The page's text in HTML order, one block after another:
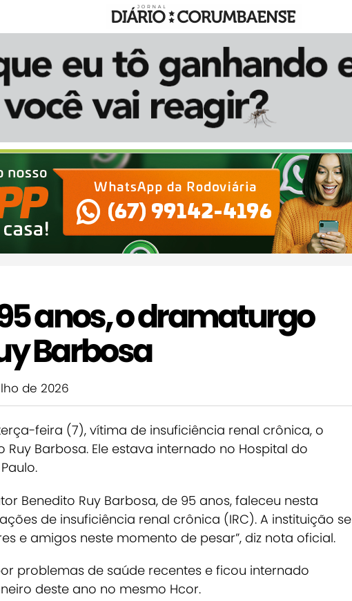
anos, o dramaturgo
Barbosa
de 2026
feira (7), vítima de insuficiência renal crônica, o
Ruy Barbosa. Ele estava internado no Hospital do
Benedito Ruy Barbosa, de 95 anos, faleceu nesta
de insuficiência renal crônica (IRC). A instituição se
e amigos neste momento de pesar”, diz nota oficial.
problemas de saúde recentes e ficou internado
deste ano no mesmo Hcor.